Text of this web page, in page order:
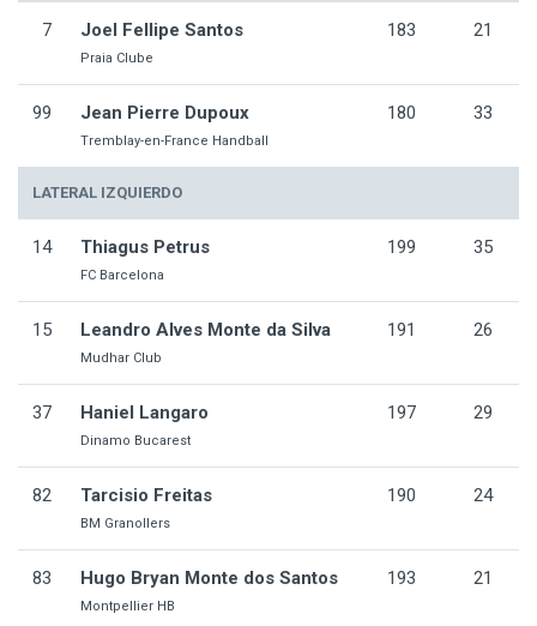
7 Joel Fellipe Santos
Praia Clube
183 21
99 Jean Pierre Dupoux
Tremblay-en-France Handball
180 33
LATERAL IZQUIERDO
14 Thiagus Petrus
FC Barcelona
199 35
15 Leandro Alves Monte da Silva
Mudhar Club
191 26
37 Haniel Langaro
Dinamo Bucarest
197 29
82 Tarcisio Freitas
BM Granollers
190 24
83 Hugo Bryan Monte dos Santos
Montpellier HB
193 21